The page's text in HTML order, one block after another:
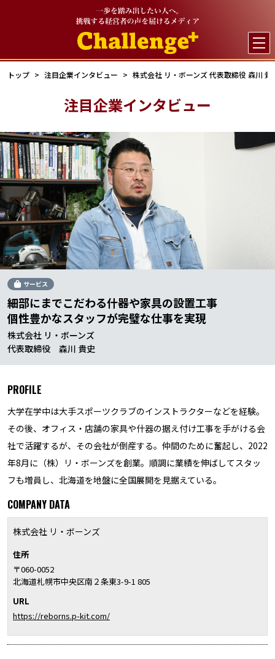

トップ 注目企業インタビュー 株式会社 リ・ボーンズ 代表取締役 森川 貴
注目企業インタビュー
サービス
細部にまでこだわる什器や家具の設置工事
個性豊かなスタッフが完璧な仕事を実現
株式会社 リ・ボーンズ
代表取締役 森川 貴史
PROFILE
大学在学中は大手スポーツクラブのインストラクターなどを経験。
その後、オフィス・店舗の家具や什器の据え付け工事を手がける会
社で活躍するが、その会社が倒産する。仲間のために奮起し、2022
年8月に（株）リ・ボーンズを創業。順調に業績を伸ばしてスタッ
フも増員し、北海道を地盤に全国展開を見据えている。
COMPANY DATA
株式会社 リ・ボーンズ
住所
〒060-0052
北海道札幌市中央区南２条東3-9-1 805
URL
https://reborns.p-kit.com/